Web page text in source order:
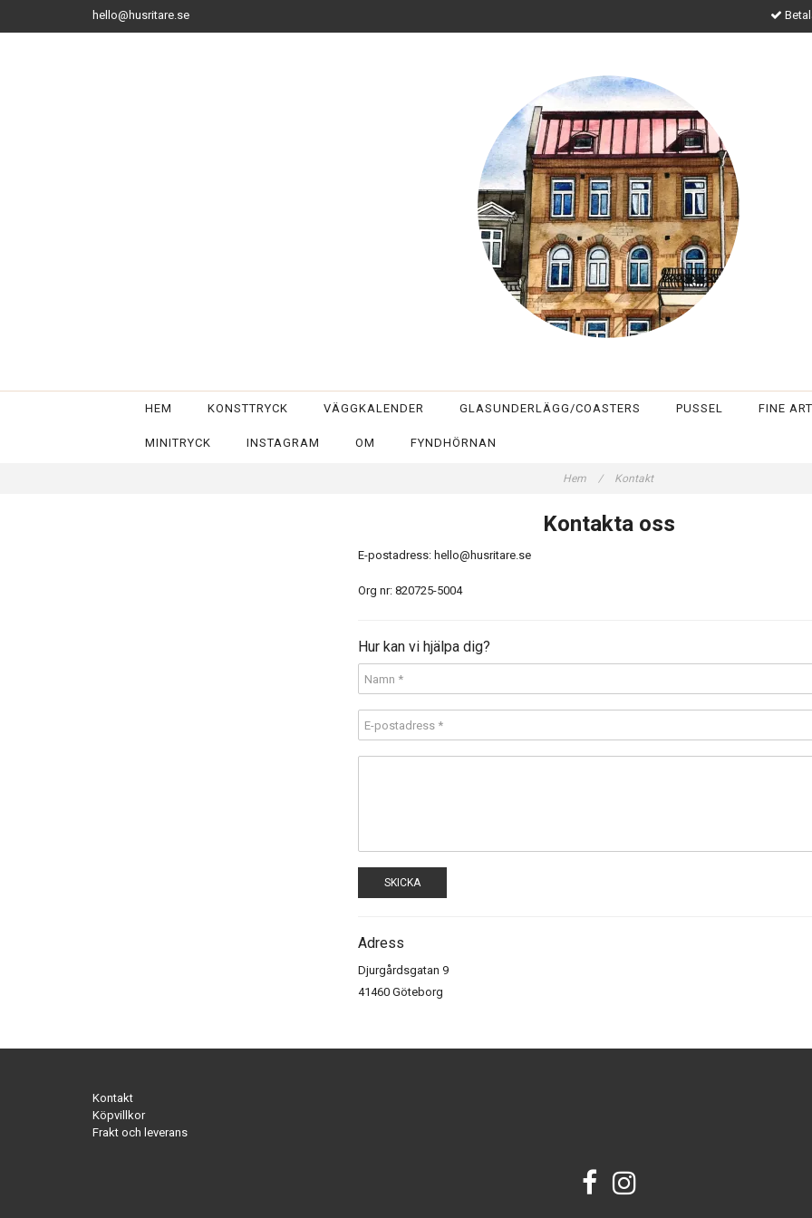
hello@husritare.se
HEM KONSTTRYCK VÄGGKALENDER GLASUNDERLÄGG/COASTERS PUSSEL FINE ART
MINITRYCK INSTAGRAM OM FYNDHÖRNAN
Hem / Kontakt
Kontakta oss
E-postadress: hello@husritare.se
Org nr: 820725-5004
Hur kan vi hjälpa dig?
SKICKA
Adress
Djurgårdsgatan 9
41460 Göteborg
Kontakt
Köpvillkor
Frakt och leverans